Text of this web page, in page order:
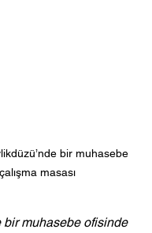
bir muhasebe
masası
bir muhasebe ofisinde